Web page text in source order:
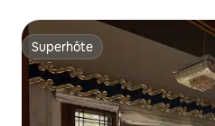
Superhôte
Superhôte